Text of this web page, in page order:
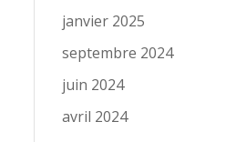
janvier 2025
septembre 2024
juin 2024
avril 2024